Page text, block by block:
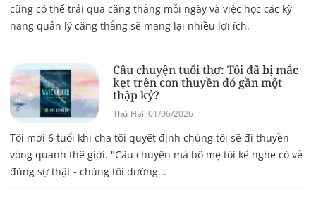
cũng có thể trải qua căng thẳng mỗi ngày và việc học các kỹ
năng quản lý căng thẳng sẽ mang lại nhiều lợi ích.
Câu chuyện tuổi thơ: Tôi đã bị mắc
kẹt trên con thuyền đó gần một
thập kỷ?
Thứ Hai, 01/06/2026
Tôi mới 6 tuổi khi cha tôi quyết định chúng tôi sẽ đi thuyền
vòng quanh thế giới. "Câu chuyện mà bố mẹ tôi kể nghe có vẻ
đúng sự thật - chúng tôi dường...